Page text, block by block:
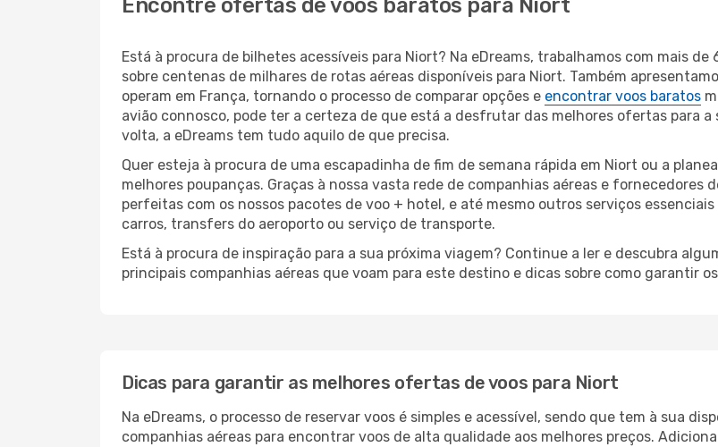
Encontre ofertas de voos baratos para Niort
Está à procura de bilhetes acessíveis para Niort? Na eDreams, trabalhamos com mais
sobre centenas de milhares de rotas aéreas disponíveis para Niort. Também
operam em França, tornando o processo de comparar opções e encontrar voos baratos
avião connosco, pode ter a certeza de que está a desfrutar das melhores ofertas para
volta, a eDreams tem tudo aquilo de que precisa.
Quer esteja à procura de uma escapadinha de fim de semana rápida em Niort ou a
melhores poupanças. Graças à nossa vasta rede de companhias aéreas e
perfeitas com os nossos pacotes de voo + hotel, e até mesmo outros serviços
carros, transfers do aeroporto ou serviço de transporte.
Está à procura de inspiração para a sua próxima viagem? Continue a ler e descubra
principais companhias aéreas que voam para este destino e dicas sobre como garantir
Dicas para garantir as melhores ofertas de voos para Niort
Na eDreams, o processo de reservar voos é simples e acessível, sendo que tem à sua
companhias aéreas para encontrar voos de alta qualidade aos melhores preços.